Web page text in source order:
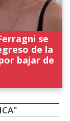
se
de la
bajar de